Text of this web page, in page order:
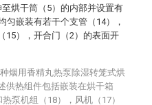
至烘干筒（5）的内部并设置有
匀嵌装有若干个支管（14），
15），开合门（2）的表面开
烟用香精丸热泵除湿转笼式烘
供热组件包括嵌装在烘干箱
泵机组（18），风机（17）